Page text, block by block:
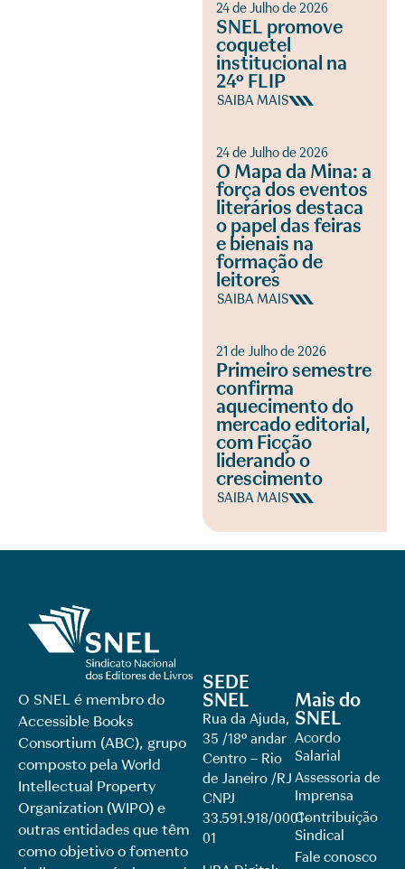
24 de Julho de 2026
SNEL promove
coquetel
institucional na
24º FLIP
SAIBA MAIS
24 de Julho de 2026
O Mapa da Mina: a
força dos eventos
literários destaca
o papel das feiras
e bienais na
formação de
leitores
SAIBA MAIS
21 de Julho de 2026
Primeiro semestre
confirma
aquecimento do
mercado editorial,
com Ficção
liderando o
crescimento
SAIBA MAIS
O SNEL é membro do
Accessible Books
Consortium (ABC), grupo
composto pela World
Intellectual Property
Organization (WIPO) e
outras entidades que têm
como objetivo o fomento
SEDE
SNEL
Rua da Ajuda,
35 /18º andar
Centro – Rio
de Janeiro /RJ
CNPJ
33.591.918/0001-
01
Mais do
SNEL
Acordo
Salarial
Assessoria de
Imprensa
Contribuição
Sindical
Fale conosco